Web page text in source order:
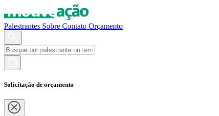
Palestrantes Sobre Contato Orçamento
Solicitação de orçamento